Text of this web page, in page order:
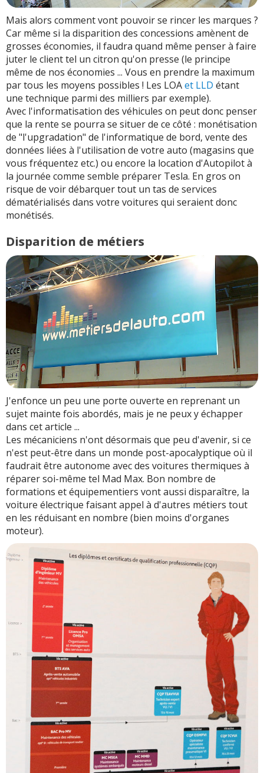
Mais alors comment vont pouvoir se rincer les marques ?
Car même si la disparition des concessions amènent de
grosses économies, il faudra quand même penser à faire
juter le client tel un citron qu'on presse (le principe
même de nos économies ... Vous en prendre la maximum
par tous les moyens possibles ! Les LOAet LLD étant
une technique parmi des milliers par exemple).
Avec l'informatisation des véhicules on peut donc penser
que la rente se pourra se situer de ce côté : monétisation
de "l'upgradation" de l'informatique de bord, vente des
données liées à l'utilisation de votre auto (magasins que
vous fréquentez etc.) ou encore la location d'Autopilot à
la journée comme semble préparer Tesla. En gros on
risque de voir débarquer tout un tas de services
dématérialisés dans votre voitures qui seraient donc
monétisés.
Disparition de métiers
J'enfonce un peu une porte ouverte en reprenant un
sujet mainte fois abordés, mais je ne peux y échapper
dans cet article ...
Les mécaniciens n'ont désormais que peu d'avenir, si ce
n'est peut-être dans un monde post-apocalyptique où il
faudrait être autonome avec des voitures thermiques à
réparer soi-même tel Mad Max. Bon nombre de
formations et équipementiers vont aussi disparaître, la
voiture électrique faisant appel à d'autres métiers tout
en les réduisant en nombre (bien moins d'organes
moteur).